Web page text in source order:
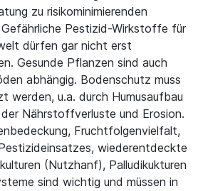
zu risikominimierenden
Pestizid-Wirkstoffe für
dürfen gar nicht erst
Gesunde Pflanzen sind auch
abhängig. Bodenschutz muss
werden, u.a. durch Humusaufbau
Nährstoffverluste und Erosion.
Fruchtfolgenvielfalt,
wiederentdeckte
(Nutzhanf), Palludikukturen
sind wichtig und müssen in